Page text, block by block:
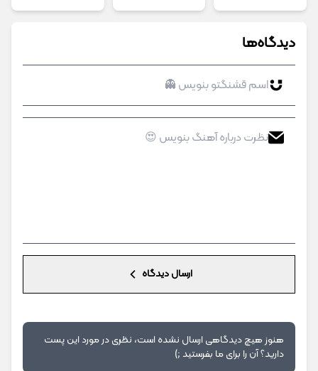
دیدگاه‌ها
ارسال دیدگاه
هنوز هیچ دیدگاهی ارسال نشده است، نظری در مورد این پست
دارید؟ آن را برای ما بفرستید ;)